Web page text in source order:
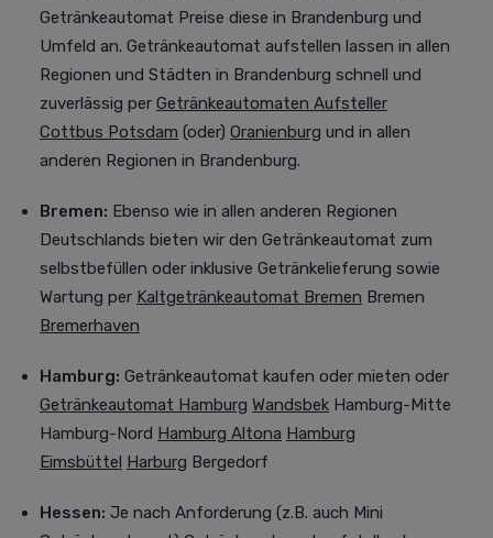
Getränkeautomat Preise diese in Brandenburg und
Umfeld an. Getränkeautomat aufstellen lassen in allen
Regionen und Städten in Brandenburg schnell und
zuverlässig per Getränkeautomaten Aufsteller
Cottbus Potsdam (oder) Oranienburg und in allen
anderen Regionen in Brandenburg.
Bremen: Ebenso wie in allen anderen Regionen
Deutschlands bieten wir den Getränkeautomat zum
selbstbefüllen oder inklusive Getränkelieferung sowie
Wartung per Kaltgetränkeautomat Bremen Bremen
Bremerhaven
Hamburg: Getränkeautomat kaufen oder mieten oder
Getränkeautomat Hamburg Wandsbek Hamburg-Mitte
Hamburg-Nord Hamburg Altona Hamburg
Eimsbüttel Harburg Bergedorf
Hessen: Je nach Anforderung (z.B. auch Mini